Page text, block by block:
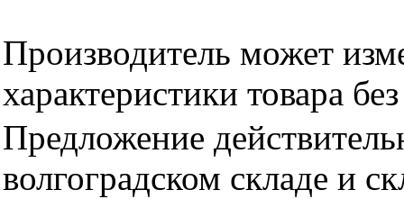
Производитель может
характеристики товара
Предложение
волгоградском складе и